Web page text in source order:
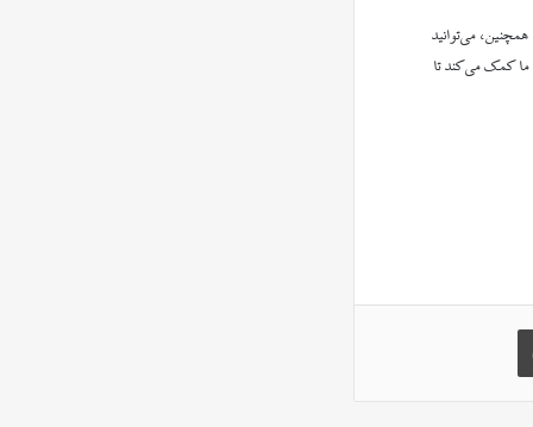
می‌توانید
ما کمک می‌کند تا
چاپ